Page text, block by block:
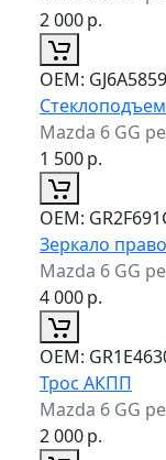
2 000р.
ОЕМ:
Mazda 6 GG
1 500р.
ОЕМ:
Зеркало
Mazda 6 GG
4 000р.
ОЕМ:
Трос АКПП
Mazda 6 GG
2 000р.